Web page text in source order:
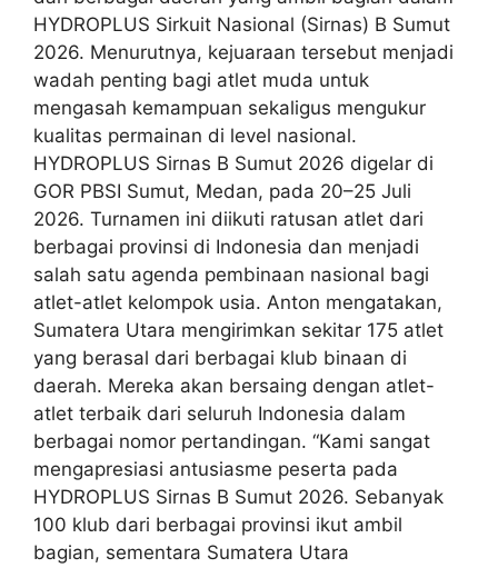
HYDROPLUS Sirkuit Nasional (Sirnas) B Sumut
2026. Menurutnya, kejuaraan tersebut menjadi
wadah penting bagi atlet muda untuk
mengasah kemampuan sekaligus mengukur
kualitas permainan di level nasional.
HYDROPLUS Sirnas B Sumut 2026 digelar di
GOR PBSI Sumut, Medan, pada 20–25 Juli
2026. Turnamen ini diikuti ratusan atlet dari
berbagai provinsi di Indonesia dan menjadi
salah satu agenda pembinaan nasional bagi
atlet-atlet kelompok usia. Anton mengatakan,
Sumatera Utara mengirimkan sekitar 175 atlet
yang berasal dari berbagai klub binaan di
daerah. Mereka akan bersaing dengan atlet-
atlet terbaik dari seluruh Indonesia dalam
berbagai nomor pertandingan. “Kami sangat
mengapresiasi antusiasme peserta pada
HYDROPLUS Sirnas B Sumut 2026. Sebanyak
100 klub dari berbagai provinsi ikut ambil
bagian, sementara Sumatera Utara